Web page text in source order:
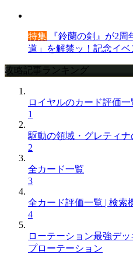
特集 『鈴蘭の剣』が2
道」を解禁ッ！記念イベ
攻略記事ランキング
ロイヤルのカード評価一
1
駆動の領域・グレティ
2
全カード一覧
3
全カード評価一覧 | 検索
4
ローテーション最強デ
プローテーション